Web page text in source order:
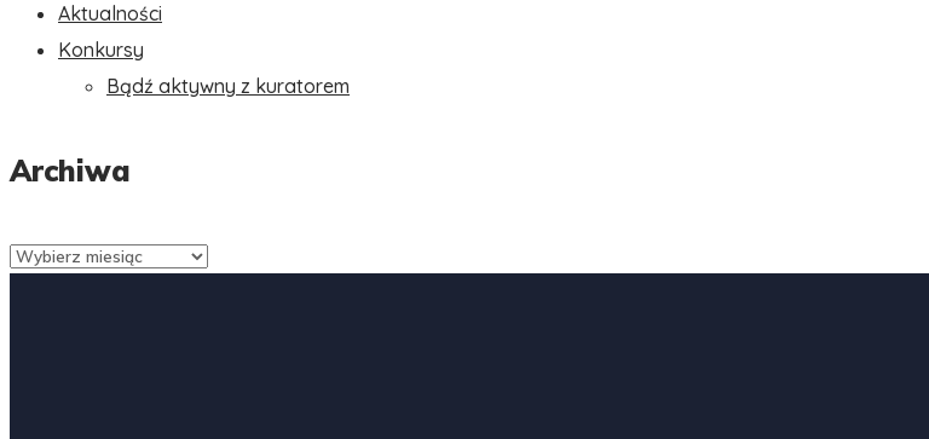
Aktualności
Konkursy
Bądź aktywny z kuratorem
Archiwa
Archiwa